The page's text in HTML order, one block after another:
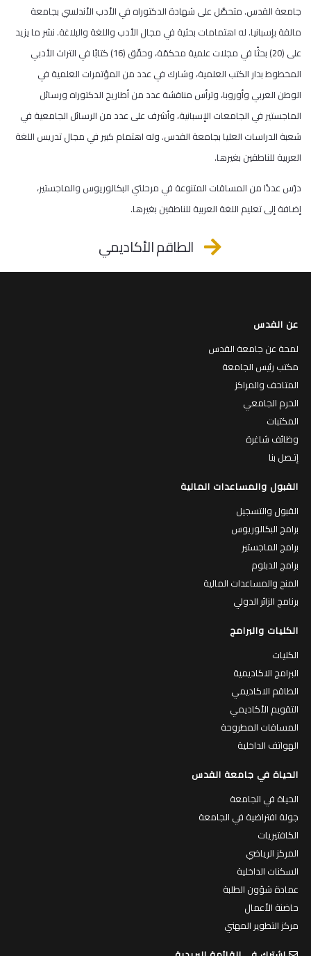
جامعة القدس. متحصَّل على شهادة الدكتوراه في الأدب الأندلسي بجامعة
مالقة بإسبانيا. له اهتمامات بحثية في مجال الأدب واللغة والبلاغة. نشر ما يزيد
على (20) بحثًا في مجلات علمية محكمّة، وحقّق (16) كتابًا في التراث الأدبي
المخطوط بدار الكتب العلمية، وشارك في عدد من المؤتمرات العلمية في
الوطن العربي وأوروبا، وترأس مناقشة عدد من أطاريح الدكتوراه ورسائل
الماجستير في الجامعات الإسبانية، وأشرف على عدد من الرسائل الجامعية في
شعبة الدراسات العليا بجامعة القدس. وله اهتمام كبير في مجال تدريس اللغة
العربية للناطقين بغيرها.
درّس عددًا من المساقات المتنوعة في مرحلتي البكالوريوس والماجستير،
إضافة إلى تعليم اللغة العربية للناطقين بغيرها.
الطاقم الأكاديمي
عن القدس
لمحة عن جامعة القدس
مكتب رئيس الجامعة
المتاحف والمراكز
الحرم الجامعي
المكتبات
وظائف شاغرة
إتـصل بنا
القبول والمساعدات المالية
القبول والتسجيل
برامج البكالوريوس
برامج الماجستير
برامج الدبلوم
المنح والمساعدات المالية
برنامج الزائر الدولي
الكليات والبرامج
الكليات
البرامج الاكاديمية
الطاقم الاكاديمي
التقويم الأكاديمي
المساقات المطروحة
الهواتف الداخلية
الحياة في جامعة القدس
الحياة في الجامعة
جولة افتراضية في الجامعة
الكافتيريات
المركز الرياضي
السكنات الداخلية
عمادة شؤون الطلبة
حاضنة الأعمال
مركز التطوير المهني